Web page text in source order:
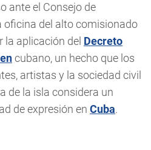
ante el Consejo de
oficina del alto comisionado
la aplicación del Decreto
cubano, un hecho que los
artistas y la sociedad civil
de la isla considera un
de expresión en Cuba.